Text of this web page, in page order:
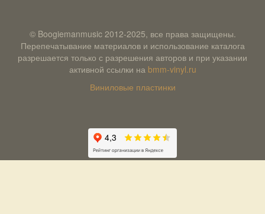
© Boogiemanmusic 2012-2025, все права защищены.
Перепечатывание материалов и использование каталога
разрешается только с разрешения авторов и при указании
активной ссылки на bmm-vinyl.ru
Виниловые пластинки